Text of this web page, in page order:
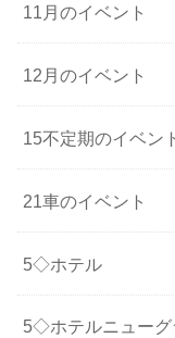
11月のイベント
12月のイベント
15不定期のイベン
21車のイベント
5◇ホテル
5◇ホテルニューグ